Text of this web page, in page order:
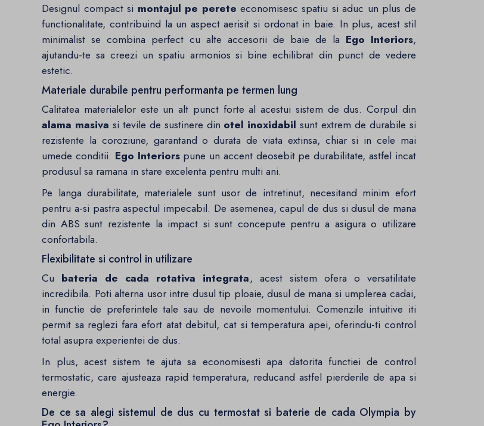
Designul compact si montajul pe perete economisesc spatiu si aduc un plus de
functionalitate, contribuind la un aspect aerisit si ordonat in baie. In plus, acest stil
minimalist se combina perfect cu alte accesorii de baie de la Ego Interiors,
ajutandu-te sa creezi un spatiu armonios si bine echilibrat din punct de vedere
estetic.
Materiale durabile pentru performanta pe termen lung
Calitatea materialelor este un alt punct forte al acestui sistem de dus. Corpul din
alama masiva si tevile de sustinere din otel inoxidabil sunt extrem de durabile si
rezistente la coroziune, garantand o durata de viata extinsa, chiar si in cele mai
umede conditii. Ego Interiorspune un accent deosebit pe durabilitate, astfel incat
produsul sa ramana in stare excelenta pentru multi ani.
Pe langa durabilitate, materialele sunt usor de intretinut, necesitand minim efort
pentru a-si pastra aspectul impecabil. De asemenea, capul de dus si dusul de mana
din ABS sunt rezistente la impact si sunt concepute pentru a asigura o utilizare
confortabila.
Flexibilitate si control in utilizare
Cu bateria de cada rotativa integrata, acest sistem ofera o versatilitate
incredibila. Poti alterna usor intre dusul tip ploaie, dusul de mana si umplerea cadai,
in functie de preferintele tale sau de nevoile momentului. Comenzile intuitive iti
permit sa reglezi fara efort atat debitul, cat si temperatura apei, oferindu-ti control
total asupra experientei de dus.
In plus, acest sistem te ajuta sa economisesti apa datorita functiei de control
termostatic, care ajusteaza rapid temperatura, reducand astfel pierderile de apa si
energie.
De ce sa alegi sistemul de dus cu termostat si baterie de cada Olympia by